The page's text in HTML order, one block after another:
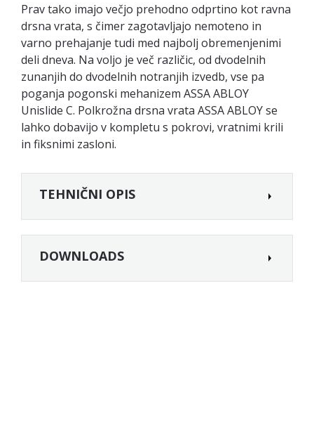
Prav tako imajo večjo prehodno odprtino kot ravna
drsna vrata, s čimer zagotavljajo nemoteno in
varno prehajanje tudi med najbolj obremenjenimi
deli dneva. Na voljo je več različic, od dvodelnih
zunanjih do dvodelnih notranjih izvedb, vse pa
poganja pogonski mehanizem ASSA ABLOY
Unislide C. Polkrožna drsna vrata ASSA ABLOY se
lahko dobavijo v kompletu s pokrovi, vratnimi krili
in fiksnimi zasloni.
TEHNIČNI OPIS
DOWNLOADS